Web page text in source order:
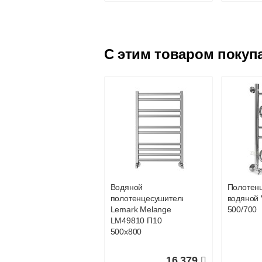
Комплект
подключения
Lemark LM03412S
с квадратными
вентилями
Подробнее
Комплект
круглыми
черный
C этим товаром
Водяной
полотенцесушитель
Lemark Melange
LM49810 П10
500x800
водяной
500/700